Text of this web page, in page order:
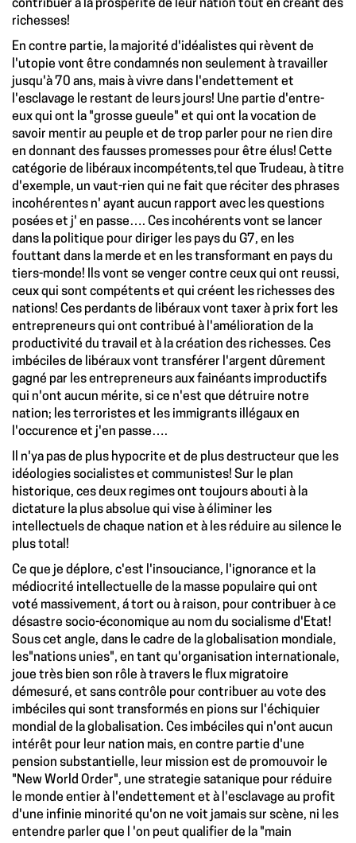
contribuer à la prospérité de leur nation tout en créant des
richesses!
En contre partie, la majorité d'idéalistes qui rèvent de
l'utopie vont être condamnés non seulement à travailler
jusqu'à 70 ans, mais à vivre dans l'endettement et
l'esclavage le restant de leurs jours! Une partie d'entre-
eux qui ont la "grosse gueule" et qui ont la vocation de
savoir mentir au peuple et de trop parler pour ne rien dire
en donnant des fausses promesses pour être élus! Cette
catégorie de libéraux incompétents,tel que Trudeau, à titre
d'exemple, un vaut-rien qui ne fait que réciter des phrases
incohérentes n' ayant aucun rapport avec les questions
posées et j' en passe…. Ces incohérents vont se lancer
dans la politique pour diriger les pays du G7, en les
fouttant dans la merde et en les transformant en pays du
tiers-monde! Ils vont se venger contre ceux qui ont reussi,
ceux qui sont compétents et qui créent les richesses des
nations! Ces perdants de libéraux vont taxer à prix fort les
entrepreneurs qui ont contribué à l'amélioration de la
productivité du travail et à la création des richesses. Ces
imbéciles de libéraux vont transférer l'argent dûrement
gagné par les entrepreneurs aux fainéants improductifs
qui n'ont aucun mérite, si ce n'est que détruire notre
nation; les terroristes et les immigrants illégaux en
l'occurence et j'en passe….
Il n'ya pas de plus hypocrite et de plus destructeur que les
idéologies socialistes et communistes! Sur le plan
historique, ces deux regimes ont toujours abouti à la
dictature la plus absolue qui vise à éliminer les
intellectuels de chaque nation et à les réduire au silence le
plus total!
Ce que je déplore, c'est l'insouciance, l'ignorance et la
médiocrité intellectuelle de la masse populaire qui ont
voté massivement, á tort ou à raison, pour contribuer à ce
désastre socio-économique au nom du socialisme d'Etat!
Sous cet angle, dans le cadre de la globalisation mondiale,
les"nations unies", en tant qu'organisation internationale,
joue très bien son rôle à travers le flux migratoire
démesuré, et sans contrôle pour contribuer au vote des
imbéciles qui sont transformés en pions sur l'échiquier
mondial de la globalisation. Ces imbéciles qui n'ont aucun
intérêt pour leur nation mais, en contre partie d'une
pension substantielle, leur mission est de promouvoir le
"New World Order", une strategie satanique pour réduire
le monde entier à l'endettement et à l'esclavage au profit
d'une infinie minorité qu'on ne voit jamais sur scène, ni les
entendre parler que l 'on peut qualifier de la "main